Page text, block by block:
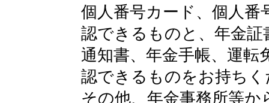
個人番号カード、個人番
認できるものと、年金証
通知書、年金手帳、運
認できるものをお持ち
その他、年金事務所等